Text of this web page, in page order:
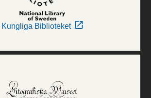
Kungliga Biblioteket